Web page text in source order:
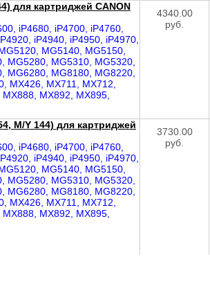
для картриджей CANON
iP4680, iP4700, iP4760,
iP4940, iP4950, iP4970,
MG5140, MG5150,
MG5280, MG5310, MG5320,
MG6280, MG8180, MG8220,
MX426, MX711, MX712,
MX892, MX895,
4340.00
руб.
M/Y 144) для картриджей
iP4680, iP4700, iP4760,
iP4940, iP4950, iP4970,
MG5140, MG5150,
MG5280, MG5310, MG5320,
MG6280, MG8180, MG8220,
MX426, MX711, MX712,
MX892, MX895,
3730.00
руб.